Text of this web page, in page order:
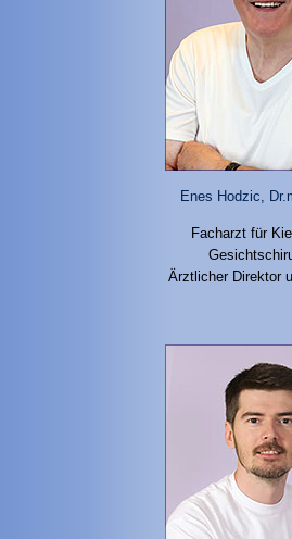
Enes Hodzic,
Facharzt für
Ärztlicher Direktor